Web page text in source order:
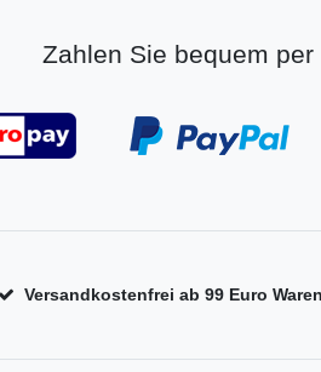
Zahlen Sie bequem per
Versandkostenfrei ab 99 Euro